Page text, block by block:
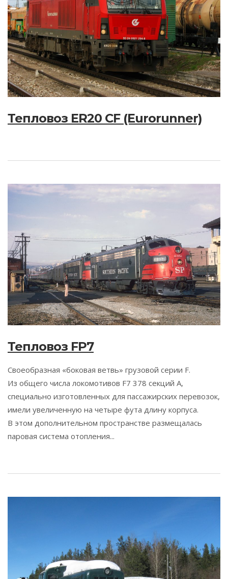
Тепловоз ER20 СF (Eurorunner)
Тепловоз FP7
Своеобразная «боковая ветвь» грузовой серии F.
Из общего числа локомотивов F7 378 секций A,
специально изготовленных для пассажирских перевозок,
имели увеличенную на четыре фута длину корпуса.
В этом дополнительном пространстве размещалась
паровая система отопления...